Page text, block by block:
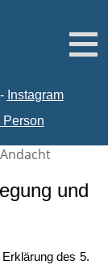
- Instagram
Person
und
des 5.